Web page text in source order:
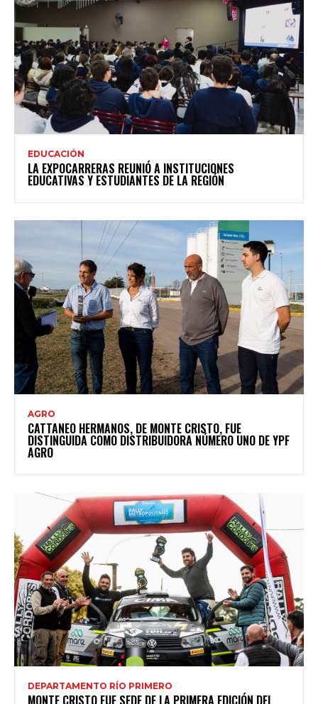
EDUCACIÓN
LA EXPOCARRERAS REUNIÓ A INSTITUCIONES
EDUCATIVAS Y ESTUDIANTES DE LA REGIÓN
AGRO
CATTANEO HERMANOS, DE MONTE CRISTO, FUE
DISTINGUIDA COMO DISTRIBUIDORA NÚMERO UNO DE YPF
AGRO
DEPARTAMENTO RÍO PRIMERO
MONTE CRISTO FUE SEDE DE LA PRIMERA EDICIÓN DEL